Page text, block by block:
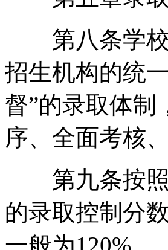
第八条学校
招生机构的统
督”的录取体制
序、全面考核
第九条按照
的录取控制分